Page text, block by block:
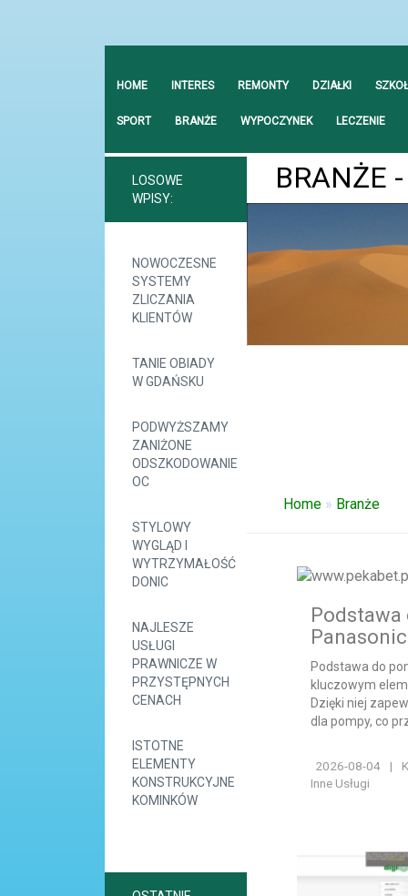
HOME INTERES REMONTY DZIAŁKI
SPORT BRANŻE WYPOCZYNEK LECZENIE
BRANŻE
LOSOWE
WPISY:
NOWOCZESNE
SYSTEMY
ZLICZANIA
KLIENTÓW
TANIE OBIADY
W GDAŃSKU
PODWYŻSZAMY
ZANIŻONE
ODSZKODOWANIE
OC
STYLOWY
WYGLĄD I
WYTRZYMAŁOŚĆ
DONIC
NAJLESZE
USŁUGI
PRAWNICZE W
PRZYSTĘPNYCH
CENACH
ISTOTNE
ELEMENTY
KONSTRUKCYJNE
KOMINKÓW
Home » Branże
Panasonic
Podstawa do
kluczowym
Dzięki niej
dla pompy, co
2026-08-04 |
Inne Usługi